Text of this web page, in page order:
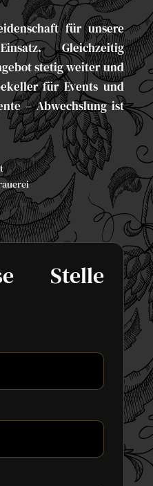
für unsere
Gleichzeitig
stetig weiter und
für Events und
– Abwechslung ist
Stelle